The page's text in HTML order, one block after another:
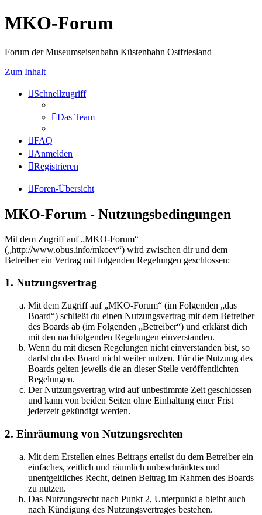
MKO-Forum
Forum der Museumseisenbahn Küstenbahn Ostfriesland
Zum Inhalt
Schnellzugriff
Das Team
FAQ
Anmelden
Registrieren
Foren-Übersicht
MKO-Forum - Nutzungsbedingungen
Mit dem Zugriff auf „MKO-Forum“
(„http://www.obus.info/mkoev“) wird zwischen dir und dem
Betreiber ein Vertrag mit folgenden Regelungen geschlossen:
1. Nutzungsvertrag
Mit dem Zugriff auf „MKO-Forum“ (im Folgenden „das
Board“) schließt du einen Nutzungsvertrag mit dem Betreiber
des Boards ab (im Folgenden „Betreiber“) und erklärst dich
mit den nachfolgenden Regelungen einverstanden.
Wenn du mit diesen Regelungen nicht einverstanden bist, so
darfst du das Board nicht weiter nutzen. Für die Nutzung des
Boards gelten jeweils die an dieser Stelle veröffentlichten
Regelungen.
Der Nutzungsvertrag wird auf unbestimmte Zeit geschlossen
und kann von beiden Seiten ohne Einhaltung einer Frist
jederzeit gekündigt werden.
2. Einräumung von Nutzungsrechten
Mit dem Erstellen eines Beitrags erteilst du dem Betreiber ein
einfaches, zeitlich und räumlich unbeschränktes und
unentgeltliches Recht, deinen Beitrag im Rahmen des Boards
zu nutzen.
Das Nutzungsrecht nach Punkt 2, Unterpunkt a bleibt auch
nach Kündigung des Nutzungsvertrages bestehen.